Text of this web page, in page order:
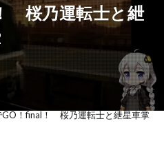
桜乃運転士と紲
GO！final！ 桜乃運転士と紲星車掌